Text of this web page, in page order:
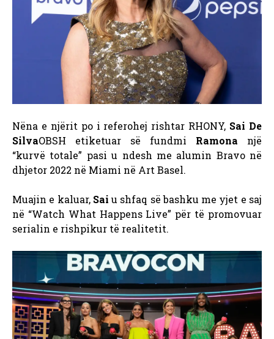
Nëna e njërit po i referohej rishtar RHONY, Sai De
SilvaOBSH etiketuar së fundmi Ramona një
“kurvë totale” pasi u ndesh me alumin Bravo në
dhjetor 2022 në Miami në Art Basel.
Muajin e kaluar, Saiu shfaq së bashku me yjet e saj
në “Watch What Happens Live” për të promovuar
serialin e rishpikur të realitetit.